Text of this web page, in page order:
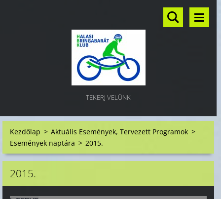
TEKERJ VELÜNK
Kezdőlap > Aktuális Események, Tervezett Programok >
Események naptára > 2015.
2015.